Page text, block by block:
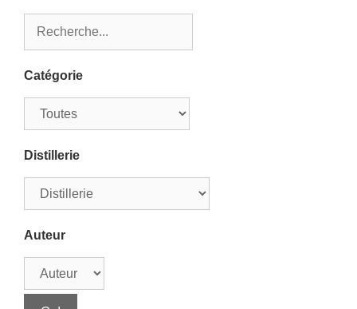
Catégorie
Distillerie
Auteur